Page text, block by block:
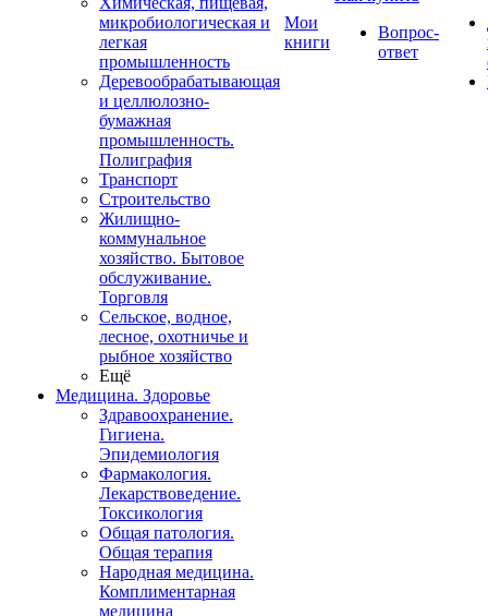
микробиологическая и
легкая
промышленность
Деревообрабатывающая
и целлюлозно-
бумажная
промышленность.
Полиграфия
Транспорт
Строительство
Жилищно-
коммунальное
хозяйство. Бытовое
обслуживание.
Торговля
Сельское, водное,
лесное, охотничье и
рыбное хозяйство
Ещё
Медицина. Здоровье
Здравоохранение.
Гигиена.
Эпидемиология
Фармакология.
Лекарствоведение.
Токсикология
Общая патология.
Общая терапия
Народная медицина.
Комплиментарная
медицина
Мои
книги
Вопрос-
ответ